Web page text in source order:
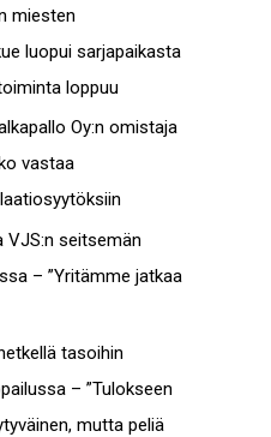
miesten
luopui sarjapaikasta
loppuu
Oy:n omistaja
vastaa
VJS:n seitsemän
– ”Yritämme jatkaa
tasoihin
– ”Tulokseen
mutta peliä